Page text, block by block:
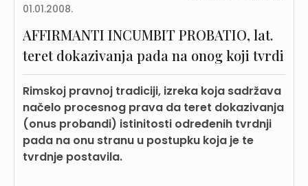
01.01.2008.
AFFIRMANTI INCUMBIT PROBATIO, lat.
teret dokazivanja pada na onog koji tvrdi
Rimskoj pravnoj tradiciji, izreka koja sadržava
načelo procesnog prava da teret dokazivanja
(onus probandi) istinitosti određenih tvrdnji
pada na onu stranu u postupku koja je te
tvrdnje postavila.